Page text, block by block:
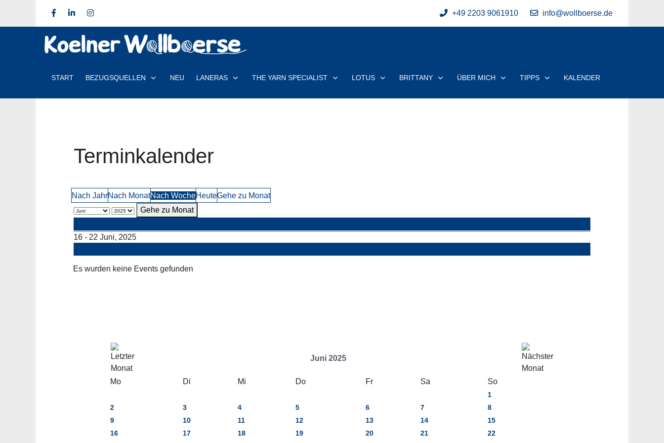
+49 2203 9061910 info@wollboerse.de
START BEZUGSQUELLEN NEU LANERAS THE YARN SPECIALIST LOTUS BRITTANY ÜBER MICH TIPPS KALENDER
Terminkalender
Nach JahrNach MonatNach WocheHeuteGehe zu Monat
Gehe zu Monat
16 - 22 Juni, 2025
Es wurden keine Events gefunden
Juni 2025
Mo Di Mi Do Fr Sa So
1
2
3 4 5 6 7
8
9
10 11 12 13 14
15
16
17 18 19 20 21
22